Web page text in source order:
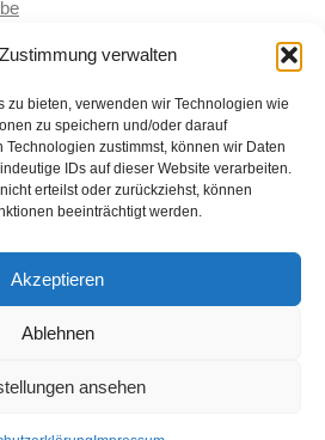
verwalten
zu bieten, verwenden wir Technologien wie
zu speichern und/oder darauf
zustimmst, können wir Daten
IDs auf dieser Website verarbeiten.
erteilst oder zurückziehst, können
beeinträchtigt werden.
Akzeptieren
Ablehnen
ansehen
Töging-Winhöring © 2026. Alle